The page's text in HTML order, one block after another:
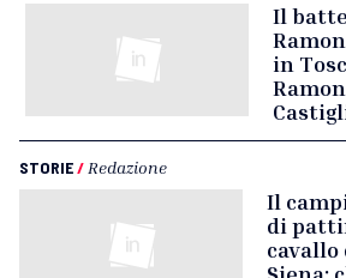
Il
in
STORIE/ Redazione
Il
di
cavallo